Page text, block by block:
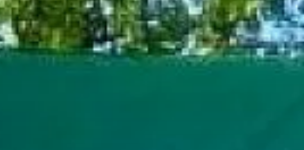
Закрыть
НАЙТИ